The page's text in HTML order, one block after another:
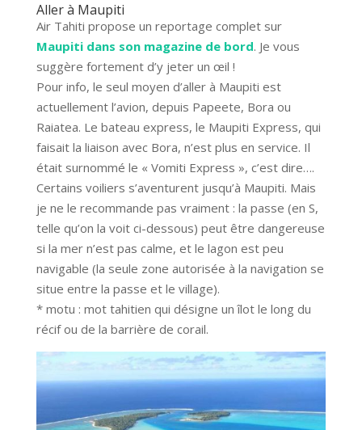
Aller à Maupiti
Air Tahiti propose un reportage complet sur
Maupiti dans son magazine de bord. Je vous
suggère fortement d’y jeter un œil !
Pour info, le seul moyen d’aller à Maupiti est
actuellement l’avion, depuis Papeete, Bora ou
Raiatea. Le bateau express, le Maupiti Express, qui
faisait la liaison avec Bora, n’est plus en service. Il
était surnommé le « Vomiti Express », c’est dire….
Certains voiliers s’aventurent jusqu’à Maupiti. Mais
je ne le recommande pas vraiment : la passe (en S,
telle qu’on la voit ci-dessous) peut être dangereuse
si la mer n’est pas calme, et le lagon est peu
navigable (la seule zone autorisée à la navigation se
situe entre la passe et le village).
* motu : mot tahitien qui désigne un îlot le long du
récif ou de la barrière de corail.